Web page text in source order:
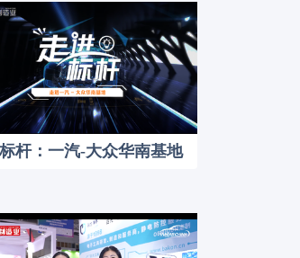
杆：一汽-大众华南基地